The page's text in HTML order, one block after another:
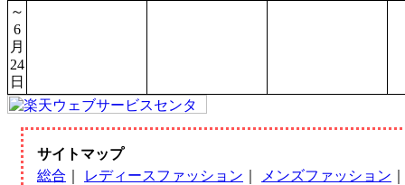
～
6
月
24
日
サイトマップ
総合
レディースファッション メンズファッション